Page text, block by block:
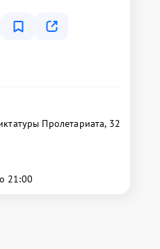
Пролетариата, 32
21:00